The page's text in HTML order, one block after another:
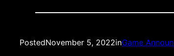
PostedNovember 5, 2022inGame